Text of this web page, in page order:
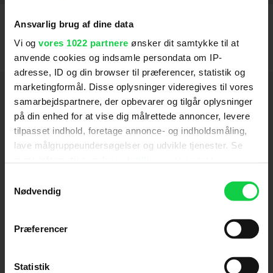
Ansvarlig brug af dine data
Vi og vores 1022 partnere ønsker dit samtykke til at
anvende cookies og indsamle persondata om IP-
adresse, ID og din browser til præferencer, statistik og
marketingformål. Disse oplysninger videregives til vores
samarbejdspartnere, der opbevarer og tilgår oplysninger
på din enhed for at vise dig målrettede annoncer, levere
tilpasset indhold, foretage annonce- og indholdsmåling,
lave målgruppeundersøgelser og udvikle tjenester. Se
tilbage eller ændre indstillinger fra vores
"Cookiedeklaration", eller ved at trykke på "Privacy
Indsamle præcise oplysninger om din placering,
Nødvendig
Præferencer
Statistik
Hold dig opdateret
Send
Ved tilmelding accepterer jeg samtidig